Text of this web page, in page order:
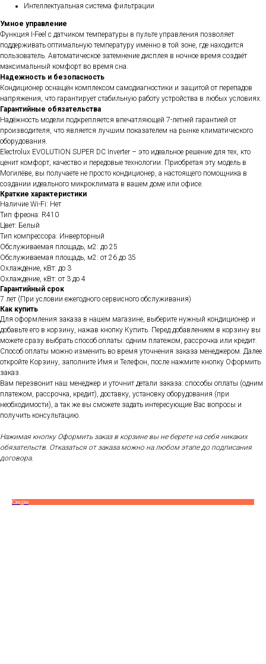
Интеллектуальная система фильтрации
Умное управление
Функция I-Feel с датчиком температуры в пульте управления позволяет
поддерживать оптимальную температуру именно в той зоне, где находится
пользователь. Автоматическое затемнение дисплея в ночное время создаёт
максимальный комфорт во время сна.
Надежность и безопасность
Кондиционер оснащён комплексом самодиагностики и защитой от перепадов
напряжения, что гарантирует стабильную работу устройства в любых условиях.
Гарантийные обязательства
Надёжность модели подкрепляется впечатляющей 7-летней гарантией от
производителя, что является лучшим показателем на рынке климатического
оборудования.
Electrolux EVOLUTION SUPER DC Inverter – это идеальное решение для тех, кто
ценит комфорт, качество и передовые технологии. Приобретая эту модель в
Могилёве, вы получаете не просто кондиционер, а настоящего помощника в
создании идеального микроклимата в вашем доме или офисе.
Краткие характеристики
Наличие Wi-Fi: Нет
Тип фреона: R410
Цвет: Белый
Тип компрессора: Инверторный
Обслуживаемая площадь, м2: до 25
Обслуживаемая площадь, м2: от 26 до 35
Охлаждение, кВт: до 3
Охлаждение, кВт: от 3 до 4
Гарантийный срок
7 лет (При условии ежегодного сервисного обслуживания)
Как купить
Для оформления заказа в нашем магазине, выберите нужный кондиционер и
добавьте его в корзину, нажав кнопку Купить. Перед добавлением в корзину вы
можете сразу выбрать способ оплаты: одним платежом, рассрочка или кредит.
Способ оплаты можно изменить во время уточнения заказа менеджером. Далее
откройте Корзину, заполните Имя и Телефон, после нажмите кнопку Оформить
заказ.
Вам перезвонит наш менеджер и уточнит детали заказа: способы оплаты (одним
платежом, рассрочка, кредит), доставку, установку оборудования (при
необходимости), а так же вы сможете задать интересующие Вас вопросы и
получить консультацию.
Нажимая кнопку Оформить заказ в корзине вы не берете на себя никаких
обязательств. Отказаться от заказа можно на любом этапе до подписания
договора.
Скидка